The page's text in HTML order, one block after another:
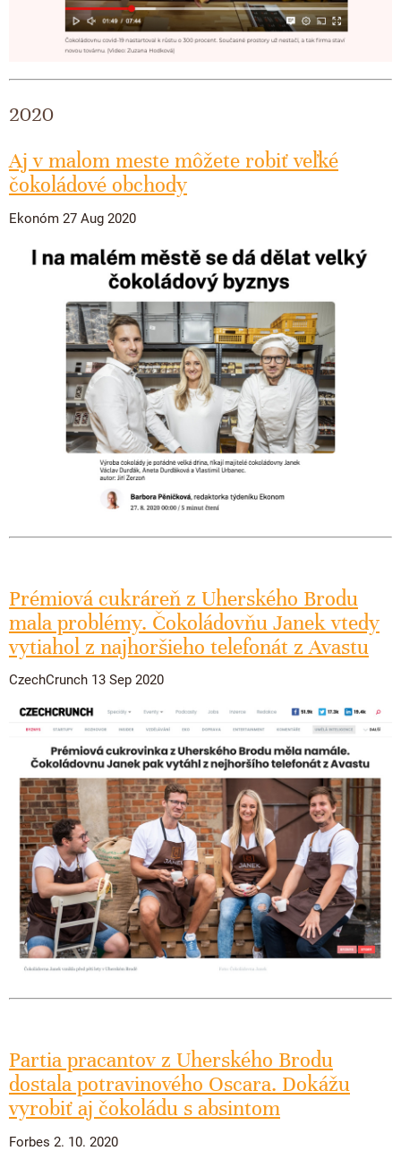
2020
Aj v malom meste môžete robiť veľké
čokoládové obchody
Ekonóm 27 Aug 2020
Prémiová cukráreň z Uherského Brodu
mala problémy. Čokoládovňu Janek vtedy
vytiahol z najhoršieho telefonát z Avastu
CzechCrunch 13 Sep 2020
Partia pracantov z Uherského Brodu
dostala potravinového Oscara. Dokážu
vyrobiť aj čokoládu s absintom
Forbes 2. 10. 2020